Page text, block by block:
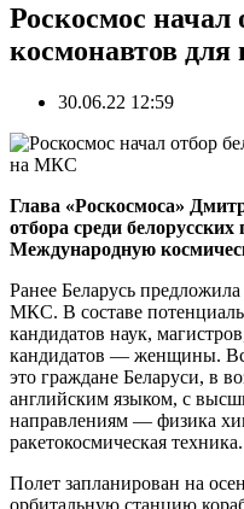
Роскосмос начал
космонавтов
30.06.22 12:59
Глава «Роскосмоса»
отбора среди
Международную
Ранее Беларусь
МКС. В составе
кандидатов наук,
кандидатов — женщины.
это граждане Беларуси, в
английским языком, с
направлениям — физика
ракетокосмическая техника.
Полет запланирован на
орбитальную станцию